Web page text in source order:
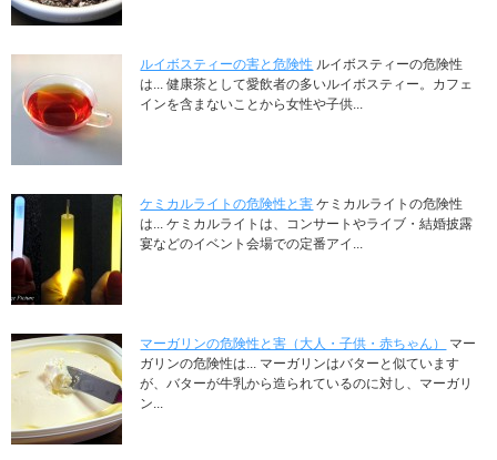
ルイボスティーの害と危険性 ルイボスティーの危険性
は... 健康茶として愛飲者の多いルイボスティー。カフェ
インを含まないことから女性や子供...
ケミカルライトの危険性と害 ケミカルライトの危険性
は... ケミカルライトは、コンサートやライブ・結婚披露
宴などのイベント会場での定番アイ...
マーガリンの危険性と害（大人・子供・赤ちゃん）
マー
ガリンの危険性は... マーガリンはバターと似ています
が、バターが牛乳から造られているのに対し、マーガリ
ン...